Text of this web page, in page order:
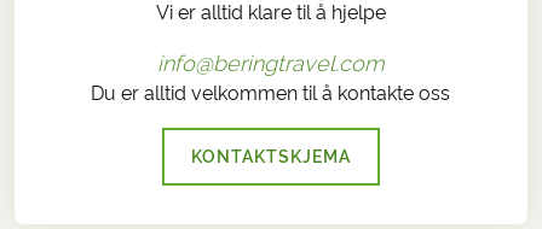
Vi er alltid klare til å hjelpe
info@beringtravel.com
Du er alltid velkommen til å kontakte oss
KONTAKTSKJEMA